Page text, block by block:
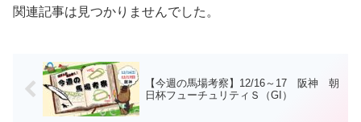
関連記事は見つかりませんでした。
【今週の馬場考察】12/16～17 阪神 朝
日杯フューチュリティＳ（GI）